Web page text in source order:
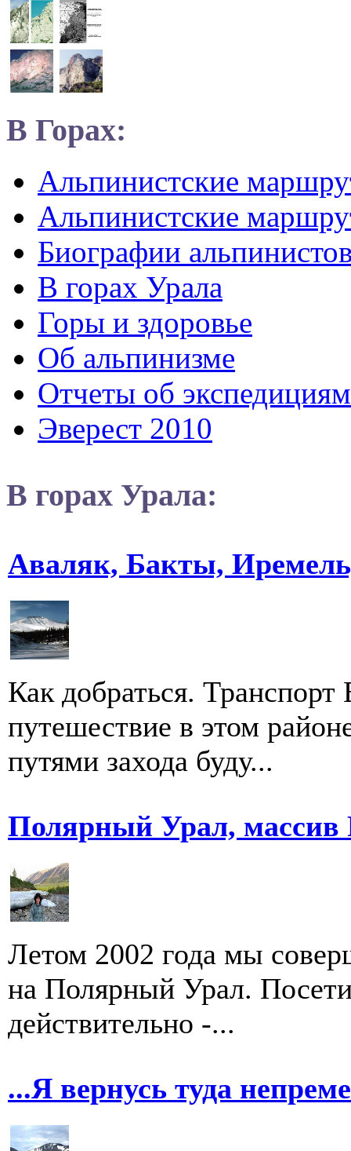
В Горах:
Альпинистские
Альпинистские
Биографии
В горах Урала
Горы и здоровье
Об альпинизме
Отчеты об экспедициям
Эверест 2010
В горах Урала:
Аваляк, Бакты,
Как добраться.
путешествие в этом
путями захода буду...
Полярный Урал, массив
Летом 2002 года мы
на Полярный Урал.
действительно -...
...Я вернусь туда